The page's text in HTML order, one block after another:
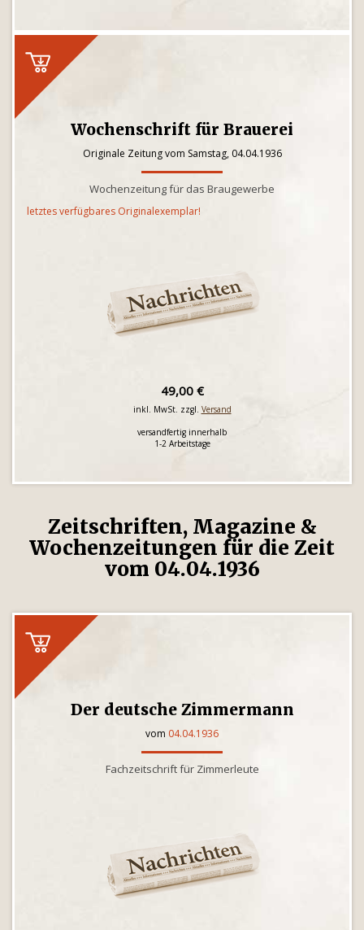
Wochenschrift für Brauerei
Originale Zeitung vom Samstag, 04.04.1936
Wochenzeitung für das Braugewerbe
letztes verfügbares Originalexemplar!
49,00 €
inkl. MwSt. zzgl. Versand
versandfertig innerhalb
1-2 Arbeitstage
Zeitschriften, Magazine &
Wochenzeitungen für die Zeit
vom 04.04.1936
Der deutsche Zimmermann
vom 04.04.1936
Fachzeitschrift für Zimmerleute